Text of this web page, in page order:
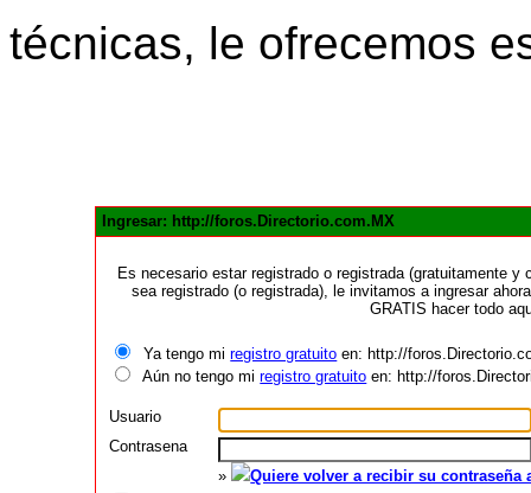
técnicas, le ofrecemos
Ingresar: http://foros.Directorio.com.MX
Es necesario estar registrado o registrada (gratuitamente
sea registrado (o registrada), le invitamos a ingresar
GRATIS hacer todo
Ya tengo miregistro gratuito en: http://
Aún no tengo miregistro gratuito en: http://
Usuario
Contrasena
»
Quiere volver a recibir su